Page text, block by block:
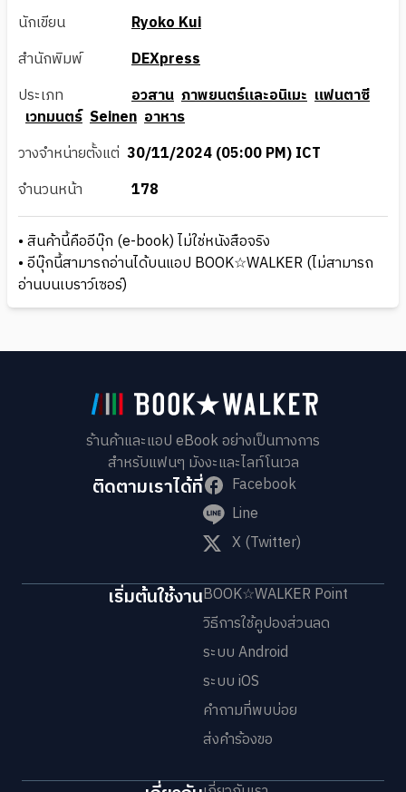
นักเขียน
Ryoko Kui
สำนักพิมพ์
DEXpress
ประเภท
อวสาน ภาพยนตร์และอนิเมะ แฟนตาซี
เวทมนตร์ Seinen อาหาร
วางจำหน่ายตั้งแต่ 30/11/2024 (05:00 PM) ICT
จำนวนหน้า
178
• สินค้านี้คืออีบุ๊ก (e-book) ไม่ใช่หนังสือจริง
• อีบุ๊กนี้สามารถอ่านได้บนแอป BOOK☆WALKER (ไม่สามารถ
อ่านบนเบราว์เซอร์)
ร้านค้าและแอป eBook อย่างเป็นทางการ
สำหรับแฟนๆ มังงะและไลท์โนเวล
ติดตามเราได้ที่
Facebook
Line
X (Twitter)
เริ่มต้นใช้งานBOOK☆WALKER Point
วิธีการใช้คูปองส่วนลด
ระบบ Android
ระบบ iOS
คำถามที่พบบ่อย
ส่งคำร้องขอ